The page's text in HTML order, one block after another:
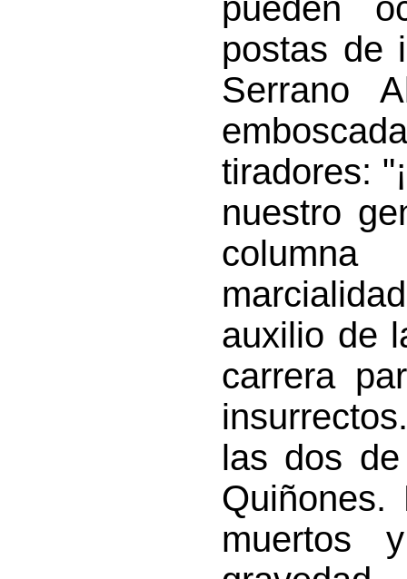
pueden
postas de
Serrano
tiradores:
nuestro
auxilio de
carrera
las dos
Quiñones.
muertos